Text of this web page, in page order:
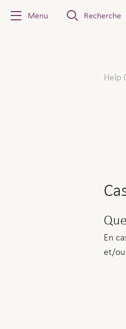
Menu Recherche
Help
En
et/ou